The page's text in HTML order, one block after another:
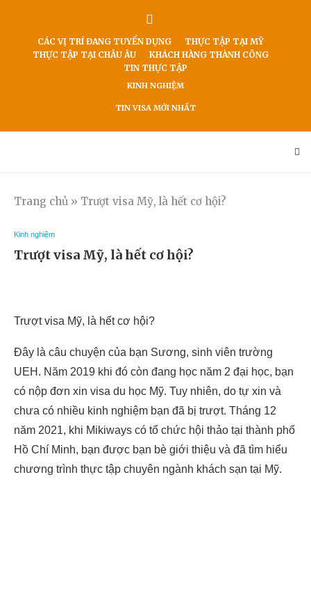
CÁC VỊ TRÍ ĐANG TUYỂN DỤNG
THỰC TẬP TẠI MỸ
THỰC TẬP TẠI CHÂU ÂU
KHÁCH HÀNG THÀNH CÔNG
TIN THỰC TẬP
KINH NGHIỆM
TIN VISA MỚI NHẤT
Trang chủ » Trượt visa Mỹ, là hết cơ hội?
Kinh nghiệm
Trượt visa Mỹ, là hết cơ hội?
Trượt visa Mỹ, là hết cơ hội?
Đây là câu chuyện của bạn Sương, sinh viên trường
UEH. Năm 2019 khi đó còn đang học năm 2 đại học, bạn
có nộp đơn xin visa du học Mỹ. Tuy nhiên, do tự xin và
chưa có nhiều kinh nghiệm bạn đã bị trượt. Tháng 12
năm 2021, khi Mikiways có tổ chức hội thảo tại thành phố
Hồ Chí Minh, bạn được bạn bè giới thiệu và đã tìm hiểu
chương trình thực tập chuyên ngành khách sạn tại Mỹ.